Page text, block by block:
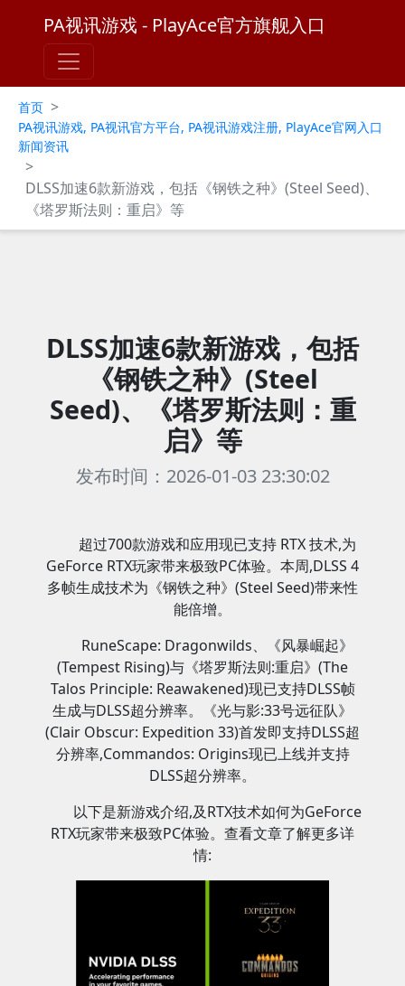
PA视讯游戏 - PlayAce官方旗舰入口
首页 >
PA视讯游戏, PA视讯官方平台, PA视讯游戏注册, PlayAce官网入口
新闻资讯
>
DLSS加速6款新游戏，包括《钢铁之种》(Steel Seed)、
《塔罗斯法则：重启》等
DLSS加速6款新游戏，包括
《钢铁之种》(Steel
Seed)、《塔罗斯法则：重
启》等
发布时间：2026-01-03 23:30:02
超过700款游戏和应用现已支持 RTX 技术,为
GeForce RTX玩家带来极致PC体验。本周,DLSS 4
多帧生成技术为《钢铁之种》(Steel Seed)带来性
能倍增。
RuneScape: Dragonwilds、《风暴崛起》
(Tempest Rising)与《塔罗斯法则:重启》(The
Talos Principle: Reawakened)现已支持DLSS帧
生成与DLSS超分辨率。《光与影:33号远征队》
(Clair Obscur: Expedition 33)首发即支持DLSS超
分辨率,Commandos: Origins现已上线并支持
DLSS超分辨率。
以下是新游戏介绍,及RTX技术如何为GeForce
RTX玩家带来极致PC体验。查看文章了解更多详
情: